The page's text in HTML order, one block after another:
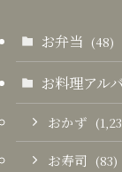
お弁当 (48)
お料理アル
おかず
お寿司 (83)